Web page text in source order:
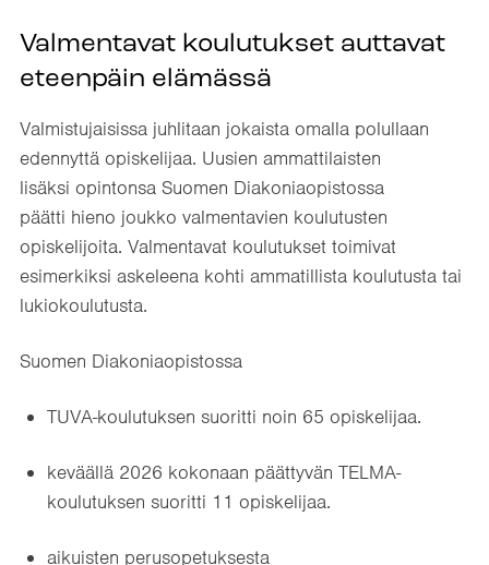
Valmentavat koulutukset auttavat
eteenpäin elämässä
Valmistujaisissa juhlitaan jokaista omalla polullaan
edennyttä opiskelijaa. Uusien ammattilaisten
lisäksi opintonsa Suomen Diakoniaopistossa
päätti hieno joukko valmentavien koulutusten
opiskelijoita. Valmentavat koulutukset toimivat
esimerkiksi askeleena kohti ammatillista koulutusta tai
lukiokoulutusta.
Suomen Diakoniaopistossa
TUVA-koulutuksen suoritti noin 65 opiskelijaa.
keväällä 2026 kokonaan päättyvän TELMA-
koulutuksen suoritti 11 opiskelijaa.
aikuisten perusopetuksesta